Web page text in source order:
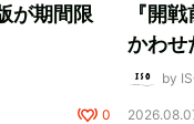
が期間限
0
『開
かわせ
by